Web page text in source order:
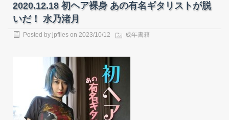
2020.12.18 初ヘア裸身 あの有名ギタリストが脱
いだ！ 水乃渚月
Posted by jpfiles on 2023/10/12 成年書籍